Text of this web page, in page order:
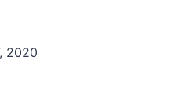
2020